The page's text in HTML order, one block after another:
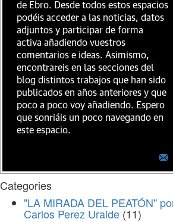
de Ebro. Desde todos estos espacios
podéis acceder a las noticias, datos
adjuntos y participar de forma
activa añadiendo vuestros
comentarios e ideas. Asimismo,
encontrareis en las secciones del
blog distintos trabajos que han sido
publicados en años anteriores y que
poco a poco voy añadiendo. Espero
que sonriáis un poco navegando en
este espacio.
Categories
"LA MIRADA DEL PEATÓN"
Carlos Perez Uralde (11)